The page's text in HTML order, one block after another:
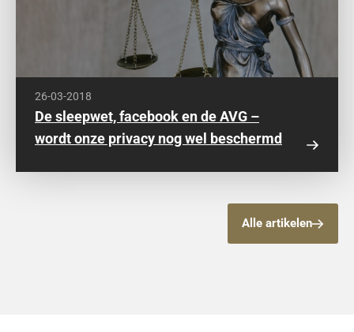
26-03-2018
De sleepwet, facebook en de AVG –
wordt onze privacy nog wel beschermd
Alle artikelen